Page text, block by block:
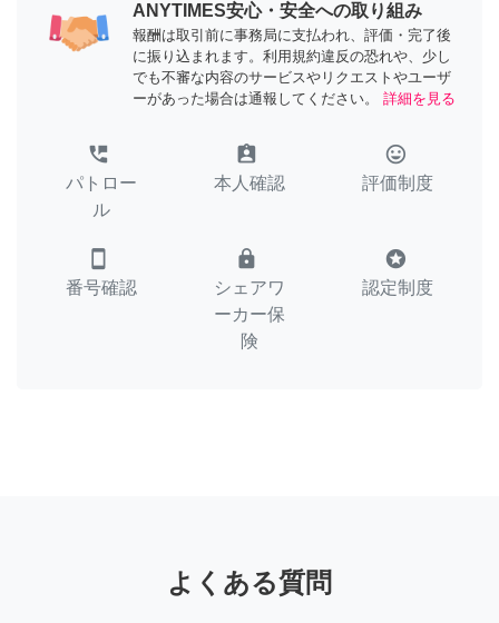
ANYTIMES安心・安全への取り組み
報酬は取引前に事務局に支払われ、評価・完了後
に振り込まれます。利用規約違反の恐れや、少し
でも不審な内容のサービスやリクエストやユーザ
ーがあった場合は通報してください。
詳細を見る
perm_phone_msg
パトロー
ル
assignment_ind
本人確認
tag_faces
評価制度
smartphone
番号確認
lock
シェアワ
ーカー保
険
stars
認定制度
よくある質問